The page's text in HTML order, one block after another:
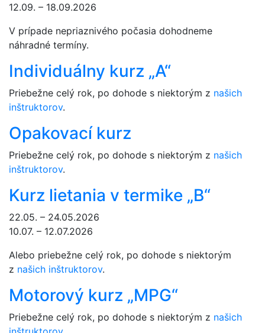
12.09. – 18.09.2026
V prípade nepriaznivého počasia dohodneme
náhradné termíny.
Individuálny kurz „A“
Priebežne celý rok, po dohode s niektorým z našich
inštruktorov.
Opakovací kurz
Priebežne celý rok, po dohode s niektorým z našich
inštruktorov.
Kurz lietania v termike „B“
22.05. – 24.05.2026
10.07. – 12.07.2026
Alebo priebežne celý rok, po dohode s niektorým
z našich inštruktorov.
Motorový kurz „MPG“
Priebežne celý rok, po dohode s niektorým z našich